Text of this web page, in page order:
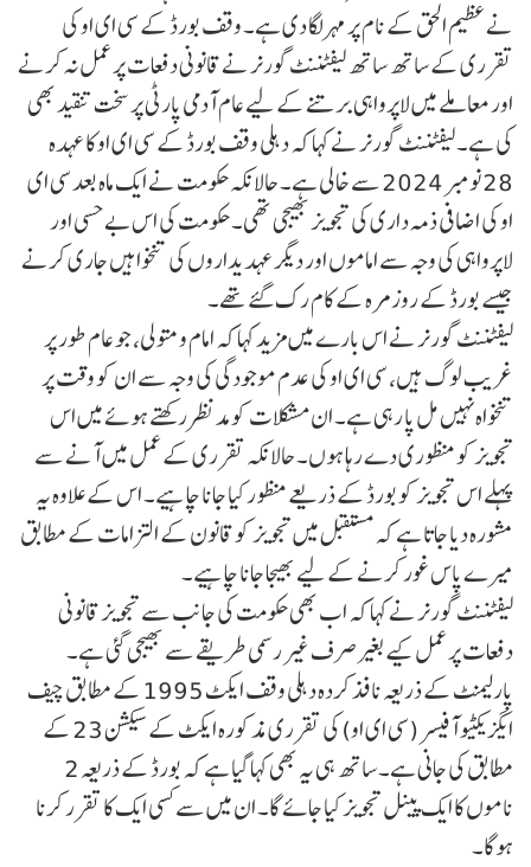
نے عظیم الحق کے نام پر مہر لگا دی ہے۔ وقف بورڈ کے سی ای او کی
تقرری کے ساتھ ساتھ لیفٹننٹ گورنر نے قانونی دفعات پر عمل نہ کرنے
اور معاملے میں لاپرواہی برتنے کے لیے عام آدمی پارٹی پر سخت تنقید بھی
کی ہے۔ لیفٹننٹ گورنر نے کہا کہ دہلی وقف بورڈ کے سی ای او کا عہدہ
28 نومبر 2024 سے خالی ہے۔ حالانکہ حکومت نے ایک ماہ بعد سی ای
او کی اضافی ذمہ داری کی تجویز بھیجی تھی۔ حکومت کی اس بے حسی اور
لاپرواہی کی وجہ سے اماموں اور دیگر عہدیداروں کی تنخواہیں جاری کرنے
جیسے بورڈ کے روزمرہ کے کام رک گئے تھے۔
لیفٹننٹ گورنر نے اس بارے میں مزید کہا کہ امام و متولی، جو عام طور پر
غریب لوگ ہیں، سی ای او کی عدم موجودگی کی وجہ سے ان کو وقت پر
تنخواہ نہیں مل پا رہی ہے۔ ان مشکلات کو مدنظر رکھتے ہوئے میں اس
تجویز کو منظوری دے رہا ہوں۔ حالانکہ تقرری کے عمل میں آنے سے
پہلے اس تجویز کو بورڈ کے ذریعے منظور کیا جانا چاہیے۔ اس کے علاوہ یہ
مشورہ دیا جاتا ہے کہ مستقبل میں تجویز کو قانون کے التزامات کے مطابق
میرے پاس غور کرنے کے لیے بھیجا جانا چاہیے۔
لیفٹننٹ گورنر نے کہا کہ اب بھی حکومت کی جانب سے تجویز قانونی
دفعات پر عمل کیے بغیر صرف غیر رسمی طریقے سے بھیجی گئی ہے۔
پارلیمنٹ کے ذریعہ نافذ کردہ دہلی وقف ایکٹ 1995 کے مطابق چیف
ایگزیکٹیو آفیسر (سی ای او) کی تقرری مذکورہ ایکٹ کے سیکشن 23 کے
مطابق کی جانی ہے۔ ساتھ ہی یہ بھی کہا گیا ہے کہ بورڈ کے ذریعہ 2
ناموں کا ایک پینل تجویز کیا جائے گا۔ ان میں سے کسی ایک کا تقرر کرنا
ہوگا۔